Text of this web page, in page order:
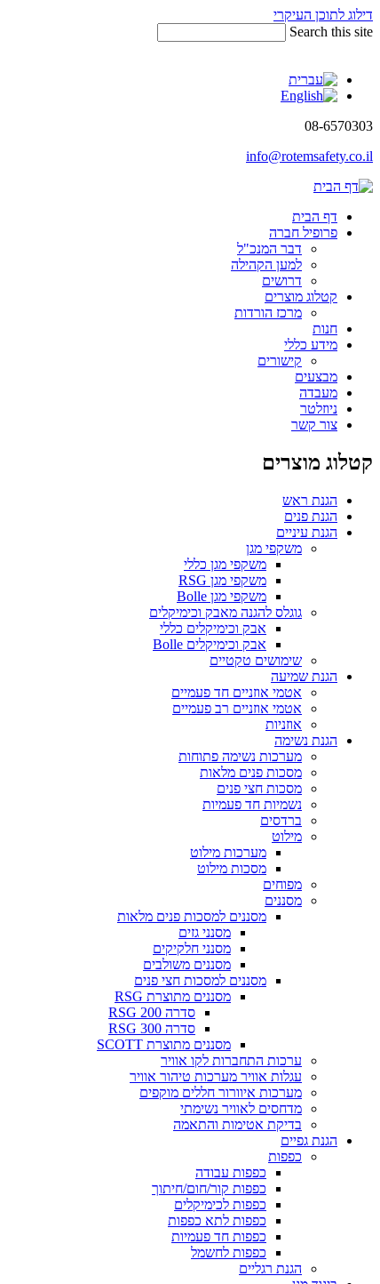
דילוג לתוכן העיקרי
Search this site
08-6570303
info@rotemsafety.co.il
דף הבית
פרופיל חברה
דבר המנכ"ל
למען הקהילה
דרושים
קטלוג מוצרים
מרכז הורדות
חנות
מידע כללי
קישורים
מבצעים
מעבדה
ניוזלטר
צור קשר
קטלוג מוצרים
הגנת ראש
הגנת פנים
הגנת עיניים
משקפי מגן
משקפי מגן כללי
משקפי מגן RSG
משקפי מגן Bolle
גוגלס להגנה מאבק וכימיקלים
אבק וכימיקלים כללי
אבק וכימיקלים Bolle
שימושים טקטיים
הגנת שמיעה
אטמי אוזניים חד פעמיים
אטמי אוזניים רב פעמיים
אוזניות
הגנת נשימה
מערכות נשימה פתוחות
מסכות פנים מלאות
מסכות חצי פנים
נשמיות חד פעמיות
ברדסים
מילוט
מערכות מילוט
מסכות מילוט
מפוחים
מסננים
מסננים למסכות פנים מלאות
מסנני גזים
מסנני חלקיקים
מסננים משולבים
מסננים למסכות חצי פנים
מסננים מתוצרת RSG
סדרה RSG 200
סדרה RSG 300
מסננים מתוצרת SCOTT
ערכות התחברות לקו אוויר
עגלות אוויר מערכות טיהור אוויר
מערכות איוורור חללים מוקפים
מדחסים לאוויר נשימתי
בדיקת אטימות והתאמה
הגנת גפיים
כפפות
כפפות עבודה
כפפות קור/חום/חיתוך
כפפות לכימיקלים
כפפות לתא כפפות
כפפות חד פעמיות
כפפות לחשמל
הגנת רגליים